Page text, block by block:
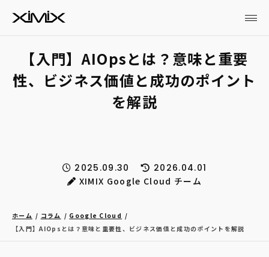
【入門】AIOpsとは？意味と重要
性、ビジネス価値と成功のポイント
を解説
2025.09.30
2026.04.01
XIMIX Google Cloud チーム
ホーム コラム
Google Cloud
【入門】AIOpsとは？意味と重要性、ビジネス価値と成功のポイントを解説